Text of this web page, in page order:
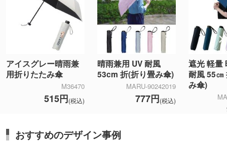
アイスグレー晴雨兼
用折りたたみ傘
M36470
515円(税込)
晴雨兼用 UV 耐風
53cm 折(折り畳み傘)
MARU-90242019
777円(税込)
遮光 軽量
耐風 55㎝
み傘)
おすすめのデザイン事例